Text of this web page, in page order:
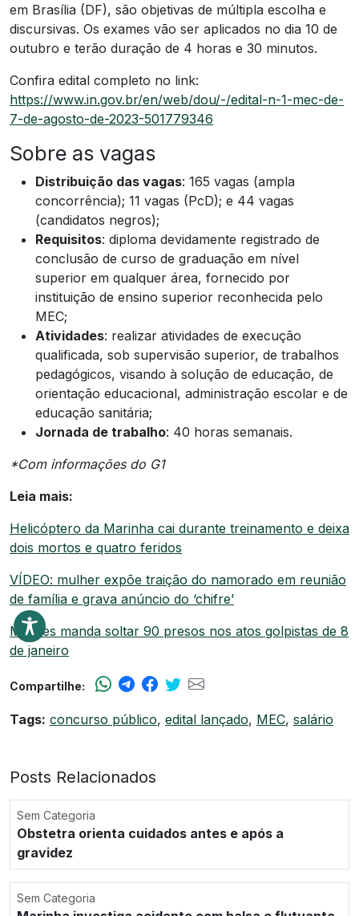
em Brasília (DF), são objetivas de múltipla escolha e
discursivas. Os exames vão ser aplicados no dia 10 de
outubro e terão duração de 4 horas e 30 minutos.
Confira edital completo no link:
https://www.in.gov.br/en/web/dou/-/edital-n-1-mec-de-
7-de-agosto-de-2023-501779346
Sobre as vagas
Distribuição das vagas: 165 vagas (ampla
concorrência); 11 vagas (PcD); e 44 vagas
(candidatos negros);
Requisitos: diploma devidamente registrado de
conclusão de curso de graduação em nível
superior em qualquer área, fornecido por
instituição de ensino superior reconhecida pelo
MEC;
Atividades: realizar atividades de execução
qualificada, sob supervisão superior, de trabalhos
pedagógicos, visando à solução de educação, de
orientação educacional, administração escolar e de
educação sanitária;
Jornada de trabalho: 40 horas semanais.
*Com informações do G1
Leia mais:
Helicóptero da Marinha cai durante treinamento e deixa
dois mortos e quatro feridos
VÍDEO: mulher expõe traição do namorado em reunião
de família e grava anúncio do ‘chifre’
Moraes manda soltar 90 presos nos atos golpistas de 8
de janeiro
Compartilhe:
Tags: concurso público, edital lançado, MEC, salário
Posts Relacionados
Sem Categoria
Obstetra orienta cuidados antes e após a
gravidez
Sem Categoria